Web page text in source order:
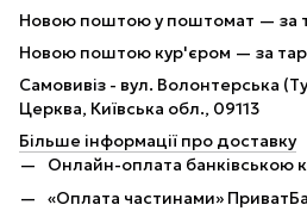
Новою поштою у поштомат — за
Новою поштою кур'єром — за
Самовивіз - вул. Волонтерська
Церква, Київська обл., 09113
Більше інформації про доставку
Онлайн-оплата банківською
«Оплата частинами»